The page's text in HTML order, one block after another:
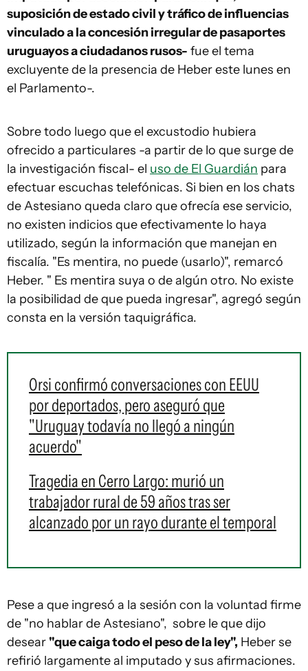
suposición de estado civil y tráfico de influencias
vinculado a la concesión irregular de pasaportes
uruguayos a ciudadanos rusos- fue el tema
excluyente de la presencia de Heber este lunes en
el Parlamento-.
Sobre todo luego que el excustodio hubiera
ofrecido a particulares -a partir de lo que surge de
la investigación fiscal- el uso de El Guardián para
efectuar escuchas telefónicas. Si bien en los chats
de Astesiano queda claro que ofrecía ese servicio,
no existen indicios que efectivamente lo haya
utilizado, según la información que manejan en
fiscalía. "Es mentira, no puede (usarlo)", remarcó
Heber. " Es mentira suya o de algún otro. No existe
la posibilidad de que pueda ingresar", agregó según
consta en la versión taquigráfica.
Orsi confirmó conversaciones con EEUU
por deportados, pero aseguró que
"Uruguay todavía no llegó a ningún
acuerdo"
Tragedia en Cerro Largo: murió un
trabajador rural de 59 años tras ser
alcanzado por un rayo durante el temporal
Pese a que ingresó a la sesión con la voluntad firme
de "no hablar de Astesiano", sobre le que dijo
desear "que caiga todo el peso de la ley", Heber se
refirió largamente al imputado y sus afirmaciones.